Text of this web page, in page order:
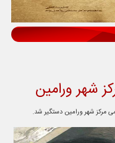
شهر ورامین
مرکز شهر ورامین دستگیر شد.